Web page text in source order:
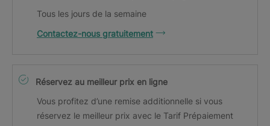
Tous les jours de la semaine
Contactez-nous gratuitement
Réservez au meilleur prix en ligne
Vous profitez d’une remise additionnelle si vous
réservez le meilleur prix avec le Tarif Prépaiement